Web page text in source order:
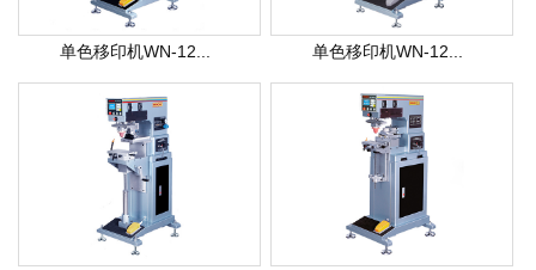
单色移印机WN-12... 单色移印机WN-12...